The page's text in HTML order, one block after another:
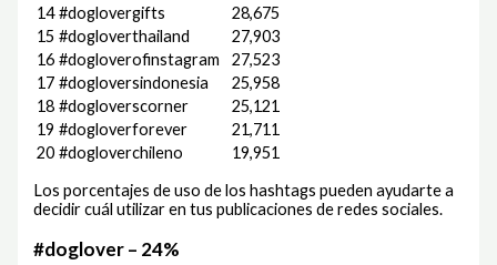
14 #doglovergifts
28,675
15 #dogloverthailand
27,903
16 #dogloverofinstagram
27,523
17 #dogloversindonesia
25,958
18 #dogloverscorner
25,121
19 #dogloverforever
21,711
20 #dogloverchileno 19,951
Los porcentajes de uso de los hashtags pueden ayudarte a
decidir cuál utilizar en tus publicaciones de redes sociales.
#doglover – 24%